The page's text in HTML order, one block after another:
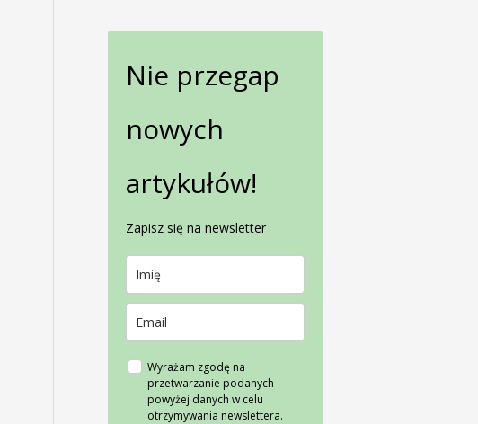
Nie przegap
nowych
artykułów!
Zapisz się na newsletter
Wyrażam zgodę na
przetwarzanie podanych
powyżej danych w celu
otrzymywania newslettera.